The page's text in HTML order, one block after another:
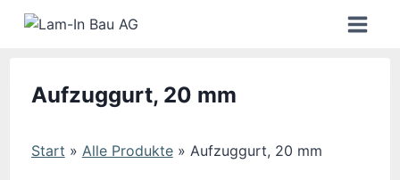
Zum
Inhalt
Aufzuggurt, 20 mm
Start » Alle Produkte» Aufzuggurt, 20 mm